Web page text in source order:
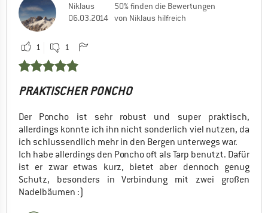
Niklaus
06.03.2014
50% finden die Bewertungen
von Niklaus hilfreich
1 1
PRAKTISCHER PONCHO
Der Poncho ist sehr robust und super praktisch,
allerdings konnte ich ihn nicht sonderlich viel nutzen, da
ich schlussendlich mehr in den Bergen unterwegs war.
Ich habe allerdings den Poncho oft als Tarp benutzt. Dafür
ist er zwar etwas kurz, bietet aber dennoch genug
Schutz, besonders in Verbindung mit zwei großen
Nadelbäumen :)